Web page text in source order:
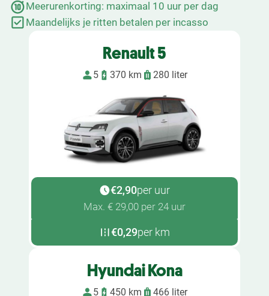
Meerurenkorting: maximaal 10 uur per dag
Maandelijks je ritten betalen per incasso
Renault 5
5 370 km 280 liter
€2,90per uur
Max. € 29,00 per 24 uur
€0,29per km
Hyundai Kona
5 450 km 466 liter